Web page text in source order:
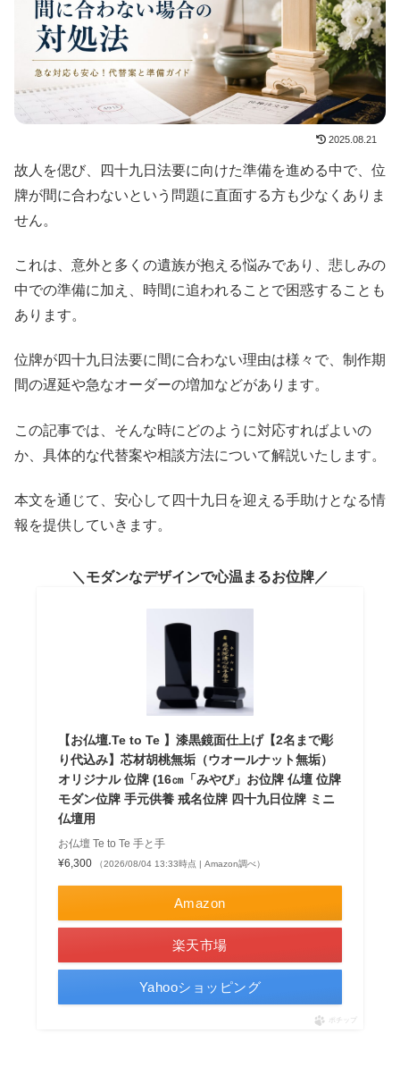
2025.08.21
故人を偲び、四十九日法要に向けた準備を進める中で、位
牌が間に合わないという問題に直面する方も少なくありま
せん。
これは、意外と多くの遺族が抱える悩みであり、悲しみの
中での準備に加え、時間に追われることで困惑することも
あります。
位牌が四十九日法要に間に合わない理由は様々で、制作期
間の遅延や急なオーダーの増加などがあります。
この記事では、そんな時にどのように対応すればよいの
か、具体的な代替案や相談方法について解説いたします。
本文を通じて、安心して四十九日を迎える手助けとなる情
報を提供していきます。
モダンなデザインで心温まるお位牌
【お仏壇.Te to Te 】漆黒鏡面仕上げ【2名まで彫
り代込み】芯材胡桃無垢（ウオールナット無垢）
オリジナル 位牌 (16㎝「みやび」お位牌 仏壇 位牌
モダン位牌 手元供養 戒名位牌 四十九日位牌 ミニ
仏壇用
お仏壇 Te to Te 手と手
¥6,300
（2026/08/04 13:33時点 | Amazon調べ）
Amazon
楽天市場
Yahooショッピング
ポチップ